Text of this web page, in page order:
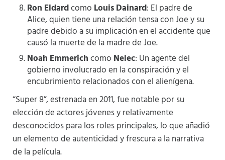
Ron Eldardcomo Louis Dainard: El padre de
Alice, quien tiene una relación tensa con Joe y su
padre debido a su implicación en el accidente que
causó la muerte de la madre de Joe.
Noah Emmerichcomo Nelec: Un agente del
gobierno involucrado en la conspiración y el
encubrimiento relacionados con el alienígena.
“Super 8”, estrenada en 2011, fue notable por su
elección de actores jóvenes y relativamente
desconocidos para los roles principales, lo que añadió
un elemento de autenticidad y frescura a la narrativa
de la película.